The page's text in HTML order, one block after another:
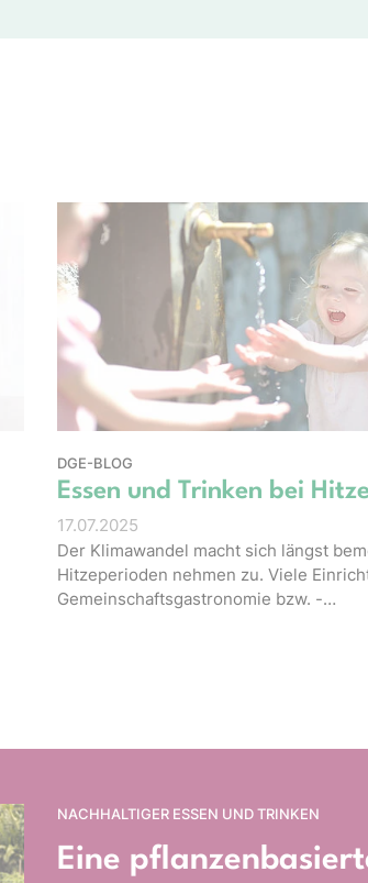
DGE-BLOG
Essen und Trinken bei
17.07.2025
Der Klimawandel macht sich längst
Hitzeperioden nehmen zu. Viele
Gemeinschaftsgastronomie bzw. -…
NACHHALTIGER ESSEN UND TRINKEN
Eine